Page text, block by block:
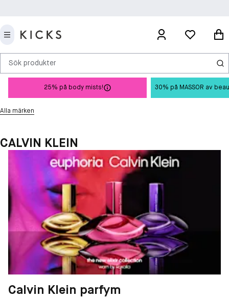
Sök produkter
25% på body mists! 30% på MASSOR av
Alla märken
CALVIN KLEIN
Calvin Klein parfym